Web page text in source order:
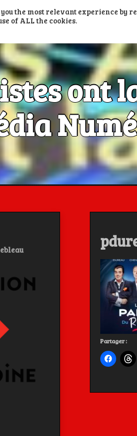
LA PAROLE PORTAIL
ont
Partager :
you the most relevant experience
of ALL the cookies.